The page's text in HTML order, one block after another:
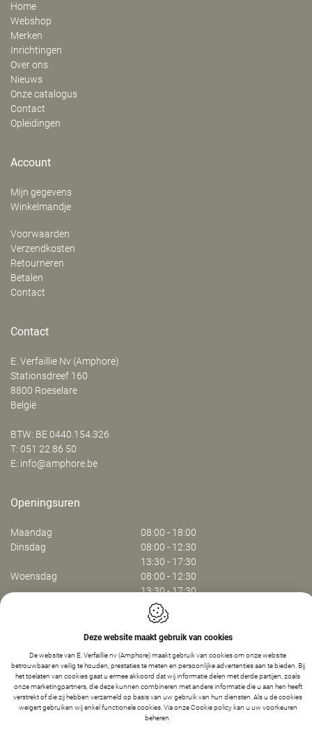
Home
Webshop
Merken
Inrichtingen
Over ons
Nieuws
Onze catalogus
Contact
Opleidingen
Account
Mijn gegevens
Winkelmandje
Voorwaarden
Verzendkosten
Retourneren
Betalen
Contact
Contact
E. Verfaillie Nv (Amphore)
‍Stationsdreef 160
8800 Roeselare
België
BTW: BE 0440.154.326
T: 051 22 86 50
E: info@amphore.be
Openingsuren
Maandag
08:00 - 18:00
Dinsdag
08:00 - 12:30
13:30 - 17:30
Woensdag
08:00 - 12:30
13:30 - 17:30
08:00 - 12:30
13:30 - 17:30
08:00 - 13:30
Webdesign by IDcreation 2024
Cookie policy
Privacy policy
Sitemap
Deze website maakt gebruik van cookies
De website van E. Verfaillie nv (Amphore) maakt gebruik van cookies om onze website
betrouwbaar en veilig te houden, prestaties te meten en persoonlijke advertenties aan te bieden. Bij
het toelaten van cookies gaat u ermee akkoord dat wij informatie delen met derde partijen, zoals
onze marketingpartners, die deze kunnen combineren met andere informatie die u aan hen heeft
verstrekt of die zij hebben verzameld op basis van uw gebruik van hun diensten. Als u de cookies
weigert gebruiken wij enkel functionele cookies. Via onzeCookie policykan u uw voorkeuren
beheren.IN WINKELMANDJE